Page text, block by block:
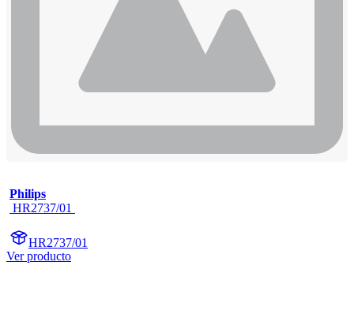
Philips
HR2737/01
HR2737/01
Ver producto